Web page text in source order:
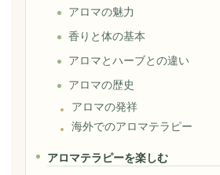
アロマの魅力
香りと体の基本
アロマとハーブとの違い
アロマの歴史
アロマの発祥
海外でのアロマテラピー
アロマテラピーを楽しむ